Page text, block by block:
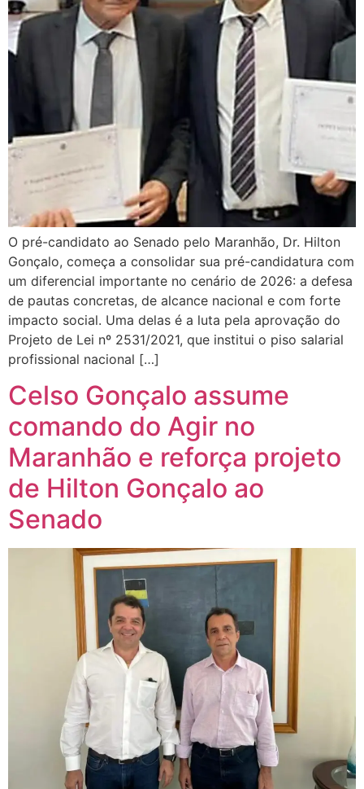
O pré-candidato ao Senado pelo Maranhão, Dr. Hilton
Gonçalo, começa a consolidar sua pré-candidatura com
um diferencial importante no cenário de 2026: a defesa
de pautas concretas, de alcance nacional e com forte
impacto social. Uma delas é a luta pela aprovação do
Projeto de Lei nº 2531/2021, que institui o piso salarial
profissional nacional […]
Celso Gonçalo assume
comando do Agir no
Maranhão e reforça projeto
de Hilton Gonçalo ao
Senado